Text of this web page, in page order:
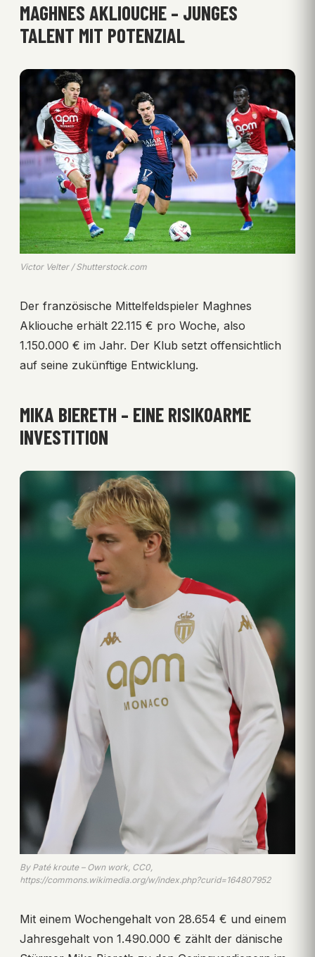
MAGHNES AKLIOUCHE – JUNGES
TALENT MIT POTENZIAL
Victor Velter / Shutterstock.com
Der französische Mittelfeldspieler Maghnes
Akliouche erhält 22.115 € pro Woche, also
1.150.000 € im Jahr. Der Klub setzt offensichtlich
auf seine zukünftige Entwicklung.
MIKA BIERETH – EINE RISIKOARME
INVESTITION
By Paté kroute – Own work, CC0,
https://commons.wikimedia.org/w/index.php?curid=164807952
Mit einem Wochengehalt von 28.654 € und einem
Jahresgehalt von 1.490.000 € zählt der dänische